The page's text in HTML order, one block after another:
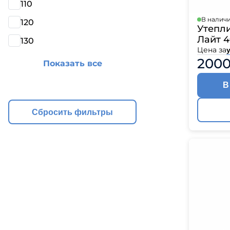
Икопал
Tegola
110
120
130
Показать все
Сбросить фильтры
В
Лайт
Цена за